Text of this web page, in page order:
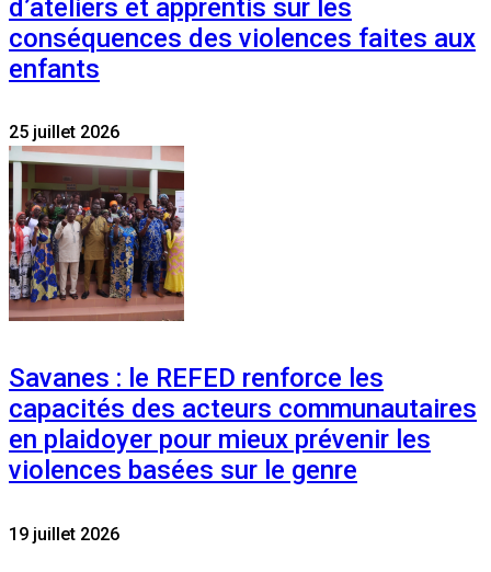
d’ateliers et apprentis sur les
conséquences des violences faites aux
enfants
25 juillet 2026
Savanes : le REFED renforce les
capacités des acteurs communautaires
en plaidoyer pour mieux prévenir les
violences basées sur le genre
19 juillet 2026